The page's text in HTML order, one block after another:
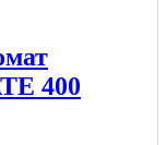
400